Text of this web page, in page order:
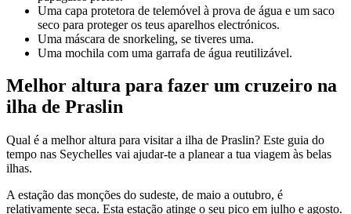
Uma capa protetora de telemóvel à prova de água e um saco
seco para proteger os teus aparelhos electrónicos.
Uma máscara de snorkeling, se tiveres uma.
Uma mochila com uma garrafa de água reutilizável.
Melhor altura para fazer um cruzeiro na
ilha de Praslin
Qual é a melhor altura para visitar a ilha de Praslin? Este guia do
tempo nas Seychelles vai ajudar-te a planear a tua viagem às belas
ilhas.
A estação das monções do sudeste, de maio a outubro, é
relativamente seca. Esta estação atinge o seu pico em julho e agosto.